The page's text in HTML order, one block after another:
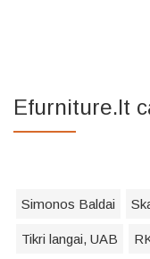
Efurniture.lt
Simonos Baldai
Tikri langai, UAB